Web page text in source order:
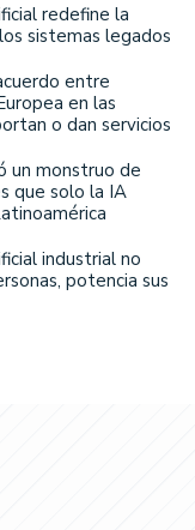
redefine la
sistemas legados
entre
en las
o dan servicios
un monstruo de
que solo la IA
industrial no
potencia sus